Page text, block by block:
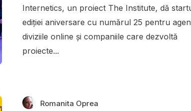
Internetics, un proiect The Institute, dă
ediției aniversare cu numărul 25 pentru
diviziile online și companiile care dezvoltă
proiecte...
Romanita Oprea